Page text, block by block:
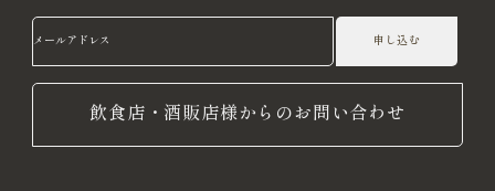
申し込む
飲食店・酒販店様からのお問い合わせ